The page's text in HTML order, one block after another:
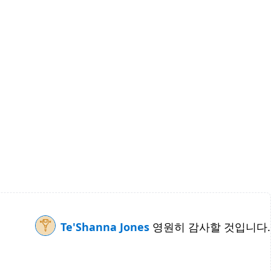
Te'Shanna Jones 영원히 감사할 것입니다.